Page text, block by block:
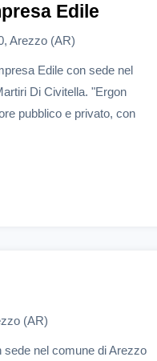
Edile
Arezzo (AR)
Edile con sede nel
Di Civitella. "Ergon
pubblico e privato, con
(AR)
nel comune di Arezzo